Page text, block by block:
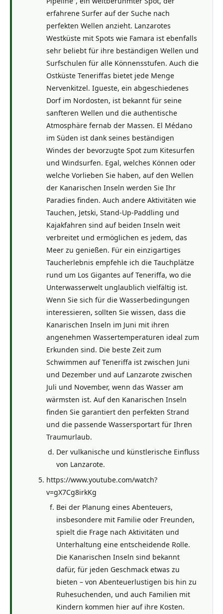
erfahrene Surfer auf der Suche nach
perfekten Wellen anzieht. Lanzarotes
Westküste mit Spots wie Famara ist ebenfalls
sehr beliebt für ihre beständigen Wellen und
Surfschulen für alle Könnensstufen. Auch die
Ostküste Teneriffas bietet jede Menge
Nervenkitzel. Igueste, ein abgeschiedenes
Dorf im Nordosten, ist bekannt für seine
sanfteren Wellen und die authentische
Atmosphäre fernab der Massen. El Médano
im Süden ist dank seines beständigen
Windes der bevorzugte Spot zum Kitesurfen
und Windsurfen. Egal, welches Können oder
welche Vorlieben Sie haben, auf den Wellen
der Kanarischen Inseln werden Sie Ihr
Paradies finden. Auch andere Aktivitäten wie
Tauchen, Jetski, Stand-Up-Paddling und
Kajakfahren sind auf beiden Inseln weit
verbreitet und ermöglichen es jedem, das
Meer zu genießen. Für ein einzigartiges
Taucherlebnis empfehle ich die Tauchplätze
rund um Los Gigantes auf Teneriffa, wo die
Unterwasserwelt unglaublich vielfältig ist.
Wenn Sie sich für die Wasserbedingungen
interessieren, sollten Sie wissen, dass die
Kanarischen Inseln im Juni mit ihren
angenehmen Wassertemperaturen ideal zum
Erkunden sind. Die beste Zeit zum
Schwimmen auf Teneriffa ist zwischen Juni
und Dezember und auf Lanzarote zwischen
Juli und November, wenn das Wasser am
wärmsten ist. Auf den Kanarischen Inseln
finden Sie garantiert den perfekten Strand
und die passende Wassersportart für Ihren
Traumurlaub.
Der vulkanische und künstlerische Einfluss
von Lanzarote.
https://www.youtube.com/watch?
v=gX7Cg8irkKg
Bei der Planung eines Abenteuers,
insbesondere mit Familie oder Freunden,
spielt die Frage nach Aktivitäten und
Unterhaltung eine entscheidende Rolle.
Die Kanarischen Inseln sind bekannt
dafür, für jeden Geschmack etwas zu
bieten – von Abenteuerlustigen bis hin zu
Ruhesuchenden, und auch Familien mit
Kindern kommen hier auf ihre Kosten.